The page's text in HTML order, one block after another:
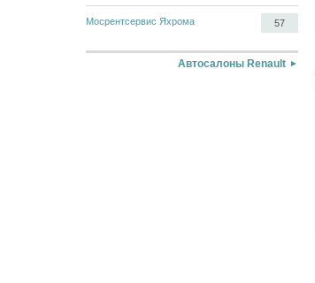
Мосрентсервис Яхрома 57
Автосалоны Renault